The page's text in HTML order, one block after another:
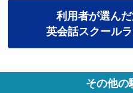
利用者が選ん
英会話スクール
その他の